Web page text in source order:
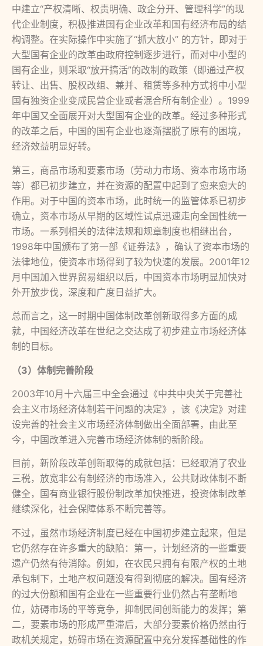
中建立“产权清晰、权责明确、政企分开、管理科学”的现
代企业制度，积极推进国有企业改革和国有经济布局的结
构调整。在实际操作中实施了“抓大放小” 的方针，即对于
大型国有企业的改革由政府控制逐步进行，而对中小型的
国有企业，则采取“放开搞活”的改制的政策（即通过产权
转让、出售、股权改组、兼并、租赁等多种方式将中小型
国有独资企业变成民营企业或者混合所有制企业）。1999
年中国又全面展开对大型国有企业的改革。经过多种形式
的改革之后，中国的国有企业也逐渐摆脱了原有的困境，
经济效益明显好转。
第三，商品市场和要素市场（劳动力市场、资本市场市场
等）都已初步建立，并在资源的配置中起到了愈来愈大的
作用。对于中国的资本市场，此时统一的监管体系已初步
确立，资本市场从早期的区域性试点迅速走向全国性统一
市场。一系列相关的法律法规和规章制度也相继出台，
1998年中国颁布了第一部《证券法》，确认了资本市场的
法律地位，使资本市场得到了较为快速的发展。2001年12
月中国加入世界贸易组织以后，中国资本市场明显加快对
外开放步伐，深度和广度日益扩大。
总而言之，这一时期中国体制改革创新取得多方面的成
就，中国经济改革在世纪之交达成了初步建立市场经济体
制的目标。
（3）体制完善阶段
2003年10月十六届三中全会通过《中共中央关于完善社
会主义市场经济体制若干问题的决定》，该《决定》对建
设完善的社会主义市场经济体制做出全面部署，由此至
今，中国改革进入完善市场经济体制的新阶段。
目前，新阶段改革创新取得的成就包括：已经取消了农业
三税，放宽非公有制经济的市场准入，公共财政体制不断
健全，国有商业银行股份制改革加快推进，投资体制改革
继续深化，社会保障体系不断完善等。
不过，虽然市场经济制度已经在中国初步建立起来，但是
它仍然存在许多重大的缺陷：第一，计划经济的一些重要
遗产仍然有待消除。例如，在农民只拥有有限产权的土地
承包制下，土地产权问题没有得到彻底的解决。国有经济
的过大份额和国有企业在一些重要行业仍然占有垄断地
位，妨碍市场的平等竞争，抑制民间创新能力的发挥；第
二，要素市场的形成严重滞后，大部分要素价格仍然由行
政机关规定，妨碍市场在资源配置中充分发挥基础性的作